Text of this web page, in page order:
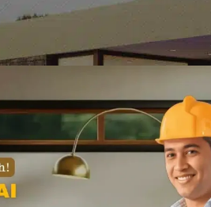
Tanpa Kantoi
15/11/2025